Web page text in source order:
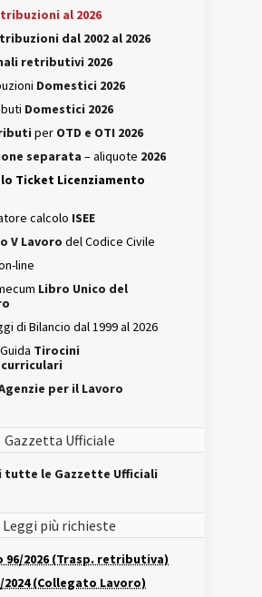
al 2026
dal 2002 al 2026
retributivi 2026
Domestici 2026
Domestici 2026
per OTD e OTI 2026
separata – aliquote 2026
Ticket Licenziamento
calcolo ISEE
V Lavoro del Codice Civile
line
Libro Unico del
di Bilancio dal 1999 al 2026
Tirocini
per il Lavoro
Gazzetta Ufficiale
tutte le Gazzette Ufficiali
Leggi più richieste
96/2026 (Trasp. retributiva)
2024 (Collegato Lavoro)